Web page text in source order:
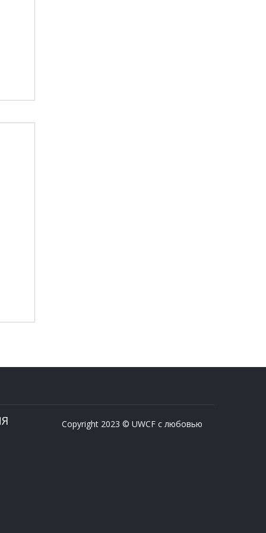
Copyright 2023 © UWCF с любовью